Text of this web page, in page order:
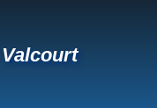
Valcourt